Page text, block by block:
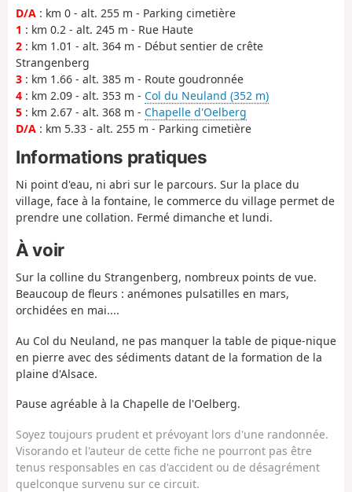
D/A : km 0 - alt. 255 m - Parking cimetière
1 : km 0.2 - alt. 245 m - Rue Haute
2 : km 1.01 - alt. 364 m - Début sentier de crête
Strangenberg
3 : km 1.66 - alt. 385 m - Route goudronnée
4 : km 2.09 - alt. 353 m - Col du Neuland (352 m)
5 : km 2.67 - alt. 368 m - Chapelle d'Oelberg
D/A : km 5.33 - alt. 255 m - Parking cimetière
Informations pratiques
Ni point d'eau, ni abri sur le parcours. Sur la place du
village, face à la fontaine, le commerce du village permet de
prendre une collation. Fermé dimanche et lundi.
À voir
Sur la colline du Strangenberg, nombreux points de vue.
Beaucoup de fleurs : anémones pulsatilles en mars,
orchidées en mai....
Au Col du Neuland, ne pas manquer la table de pique-nique
en pierre avec des sédiments datant de la formation de la
plaine d'Alsace.
Pause agréable à la Chapelle de l'Oelberg.
Soyez toujours prudent et prévoyant lors d'une randonnée.
Visorando et l'auteur de cette fiche ne pourront pas être
tenus responsables en cas d'accident ou de désagrément
quelconque survenu sur ce circuit.